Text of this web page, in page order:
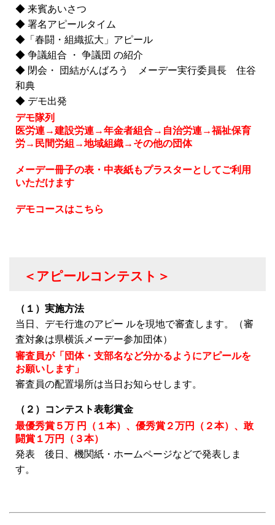
◆ 来賓あいさつ
◆ 署名アピールタイム
◆「春闘・組織拡大」アピール
◆ 争議組合 ・ 争議団 の紹介
◆ 閉会・ 団結がんばろう メーデー実行委員長 住谷
和典
◆ デモ出発
デモ隊列
医労連→建設労連→年金者組合→自治労連→福祉保育
労→民間労組→地域組織→その他の団体
メーデー冊子の表・中表紙もプラスターとしてご利用
いただけます
デモコースはこちら
＜アピールコンテスト＞
（１）実施方法
当日、デモ行進のアピー ルを現地で審査します。（審
査対象は県横浜メーデー参加団体）
審査員が「団体・支部名など分かるようにアピールを
お願いします」
審査員の配置場所は当日お知らせします。
（２）コンテスト表彰賞金
最優秀賞５万 円（１本）、優秀賞２万円（２本）、敢
闘賞１万円（３本）
発表 後日、機関紙・ホームページなどで発表しま
す。